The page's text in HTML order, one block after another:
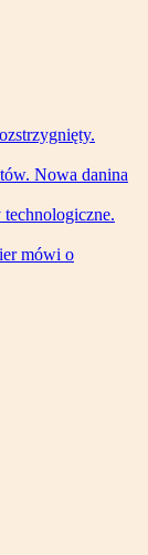
Nowa danina
mówi o